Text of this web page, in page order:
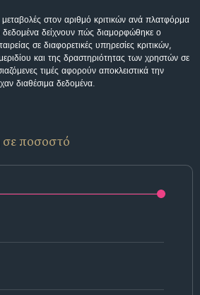
στον αριθμό κριτικών ανά πλατφόρμα
δεδομένα δείχνουν πώς διαμορφώθηκε ο
σε διαφορετικές υπηρεσίες κριτικών,
και της δραστηριότητας των χρηστών σε
τιμές αφορούν αποκλειστικά την
διαθέσιμα δεδομένα.
σε ποσοστό